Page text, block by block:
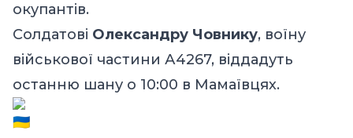
окупантів.
Солдатові Олександру Човнику, воїну
військової частини А4267, віддадуть
останню шану о 10:00 в Мамаївцях.